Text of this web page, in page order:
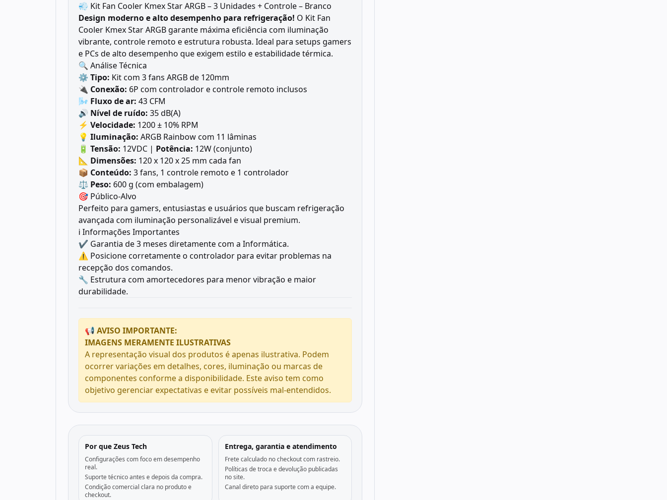
💨 Kit Fan Cooler Kmex Star ARGB – 3 Unidades + Controle – Branco
Design moderno e alto desempenho para refrigeração! O Kit Fan
Cooler Kmex Star ARGB garante máxima eficiência com iluminação
vibrante, controle remoto e estrutura robusta. Ideal para setups gamers
e PCs de alto desempenho que exigem estilo e estabilidade térmica.
🔍 Análise Técnica
⚙️ Tipo: Kit com 3 fans ARGB de 120mm
🔌 Conexão: 6P com controlador e controle remoto inclusos
🌬️ Fluxo de ar: 43 CFM
🔊 Nível de ruído: 35 dB(A)
⚡ Velocidade: 1200 ± 10% RPM
💡 Iluminação: ARGB Rainbow com 11 lâminas
🔋 Tensão: 12VDC | Potência: 12W (conjunto)
📐 Dimensões: 120 x 120 x 25 mm cada fan
📦 Conteúdo: 3 fans, 1 controle remoto e 1 controlador
⚖️ Peso: 600 g (com embalagem)
🎯 Público-Alvo
Perfeito para gamers, entusiastas e usuários que buscam refrigeração
avançada com iluminação personalizável e visual premium.
ℹ️ Informações Importantes
✔️ Garantia de 3 meses diretamente com a Informática.
⚠️ Posicione corretamente o controlador para evitar problemas na
recepção dos comandos.
🔧 Estrutura com amortecedores para menor vibração e maior
durabilidade.
📢 AVISO IMPORTANTE:
IMAGENS MERAMENTE ILUSTRATIVAS
A representação visual dos produtos é apenas ilustrativa. Podem
ocorrer variações em detalhes, cores, iluminação ou marcas de
componentes conforme a disponibilidade. Este aviso tem como
objetivo gerenciar expectativas e evitar possíveis mal-entendidos.
Por que Zeus Tech
Configurações com foco em desempenho
real.
Suporte técnico antes e depois da compra.
Condição comercial clara no produto e
checkout.
Entrega, garantia e atendimento
Frete calculado no checkout com rastreio.
Políticas de troca e devolução publicadas
no site.
Canal direto para suporte com a equipe.